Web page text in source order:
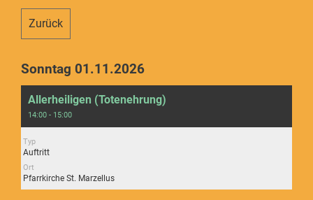
Zurück
Sonntag 01.11.2026
Allerheiligen (Totenehrung)
14:00 - 15:00
Typ
Auftritt
Ort
Pfarrkirche St. Marzellus